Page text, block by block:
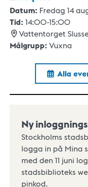
Datum: Fredag 14
Tid: 14:00-15:00
Vattentorget
Målgrupp: Vuxna
Alla
Ny
Stockholms
logga in på Mina
med den 11 juni
stadsbiblioteks
pinkod.